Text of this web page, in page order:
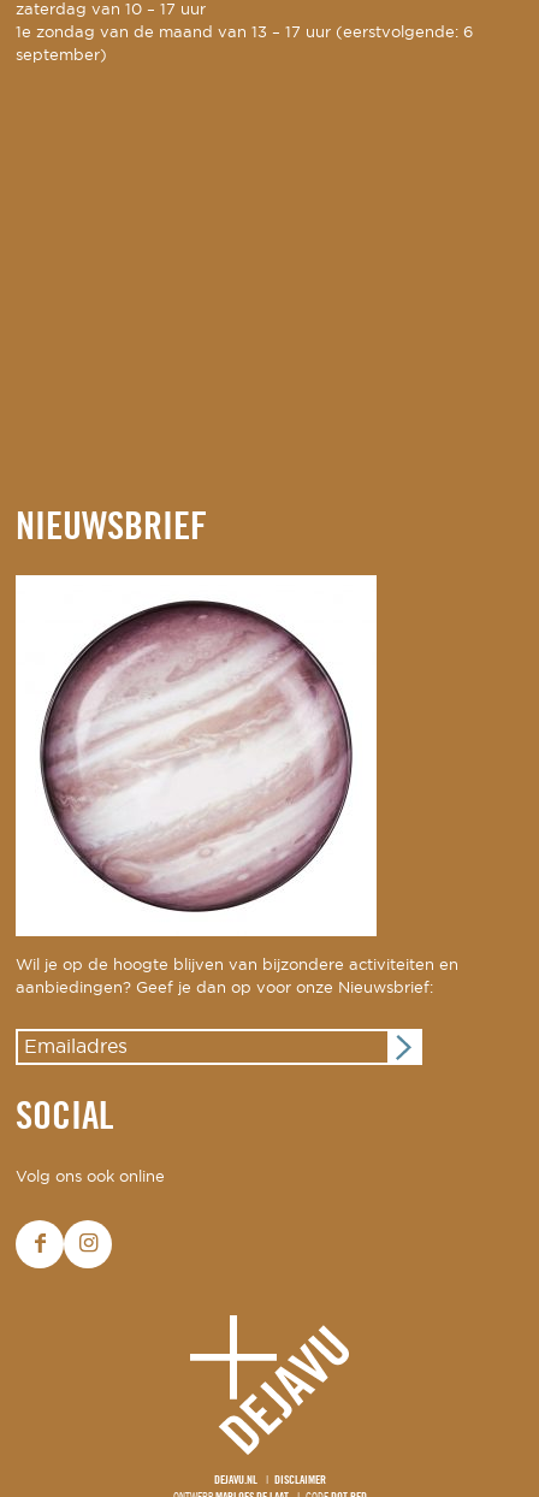
zaterdag van 10 – 17 uur
1e zondag van de maand van 13 – 17 uur (eerstvolgende: 6
september)
NIEUWSBRIEF
Wil je op de hoogte blijven van bijzondere activiteiten en
aanbiedingen? Geef je dan op voor onze Nieuwsbrief:
SOCIAL
Volg ons ook online
DEJAVU.NL
DISCLAIMER